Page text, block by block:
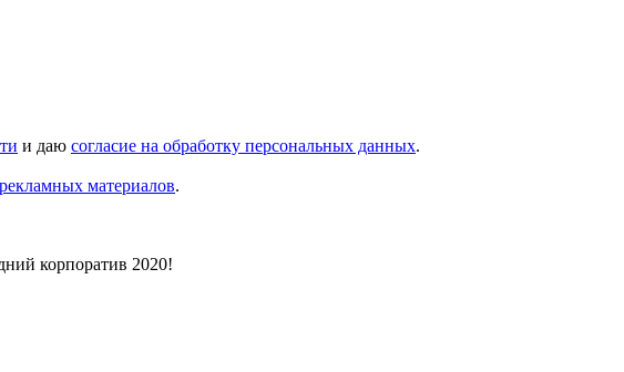
и даю согласие на обработку персональных данных.
материалов.
корпоратив 2020!